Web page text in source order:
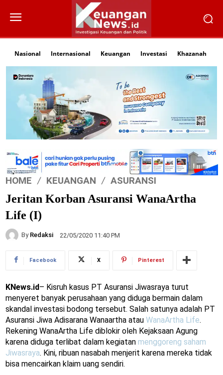
Nasional Internasional Keuangan Investasi Khazanah
HOME KEUANGAN ASURANSI
Jeritan Korban Asuransi WanaArtha
Life (I)
By Redaksi 22/05/2020 11:40 PM
Facebook X Pinterest
KNews.id– Kisruh kasus PT Asuransi Jiwasraya turut
menyeret banyak perusahaan yang diduga bermain dalam
skandal investasi bodong tersebut. Salah satunya adalah PT
Asuransi Jiwa Adisarana Wanaartha atau WanaArtha Life.
Rekening WanaArtha Life diblokir oleh Kejaksaan Agung
karena diduga terlibat dalam kegiatan menggoreng saham
Jiwasraya. Kini, ribuan nasabah menjerit karena mereka tidak
bisa mencairkan klaim uang sendiri.